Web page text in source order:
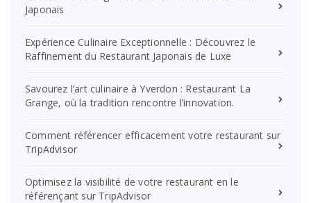
Japonais
Expérience Culinaire Exceptionnelle : Découvrez le
Raffinement du Restaurant Japonais de Luxe
Savourez l’art culinaire à Yverdon : Restaurant La
Grange, où la tradition rencontre l’innovation.
Comment référencer efficacement votre restaurant sur
TripAdvisor
Optimisez la visibilité de votre restaurant en le
référençant sur TripAdvisor